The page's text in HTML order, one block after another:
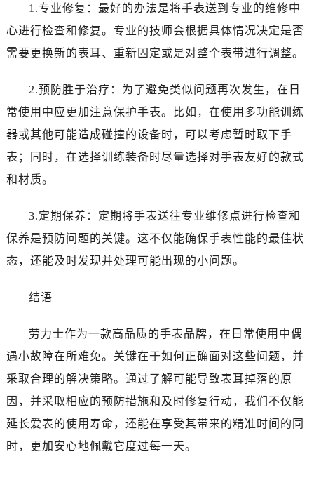
黑龙江省鸡西市鸡冠区红军路劳力士售后服务中心（需提前预约）
黑龙江省佳木斯市向阳区长安路劳力士售后服务中心（需提前预约）
黑龙江省牡丹江市东安区太平路劳力士售后服务中心（需提前预约）
黑龙江省齐齐哈尔市龙沙区龙华路劳力士售后服务中心（需提前预约）
黑龙江省双鸭山市尖山区新兴大街劳力士售后服务中心（需提前预约）
吉林省白城市洮北区明仁南街劳力士售后服务中心（需提前预约）
吉林省辽源市龙山区人民大街劳力士售后服务中心（需提前预约）
吉林省梅河口市新华街道梅河大街劳力士售后服务中心（需提前预约）
辽宁省鞍山市铁东区站前街劳力士售后服务中心（需提前预约）
辽宁省本溪市平山区胜利路劳力士售后服务中心（需提前预约）
辽宁省朝阳市双塔区新华路劳力士售后服务中心（需提前预约）
辽宁省丹东市振兴区七经街劳力士售后服务中心（需提前预约）
辽宁省抚顺市新抚区东一路劳力士售后服务中心（需提前预约）
1.专业修复：最好的办法是将手表送到专业的维修中
心进行检查和修复。专业的技师会根据具体情况决定是否
需要更换新的表耳、重新固定或是对整个表带进行调整。
2.预防胜于治疗：为了避免类似问题再次发生，在日
常使用中应更加注意保护手表。比如，在使用多功能训练
器或其他可能造成碰撞的设备时，可以考虑暂时取下手
表；同时，在选择训练装备时尽量选择对手表友好的款式
和材质。
3.定期保养：定期将手表送往专业维修点进行检查和
保养是预防问题的关键。这不仅能确保手表性能的最佳状
态，还能及时发现并处理可能出现的小问题。
结语
劳力士作为一款高品质的手表品牌，在日常使用中偶
遇小故障在所难免。关键在于如何正确面对这些问题，并
采取合理的解决策略。通过了解可能导致表耳掉落的原
因，并采取相应的预防措施和及时修复行动，我们不仅能
延长爱表的使用寿命，还能在享受其带来的精准时间的同
时，更加安心地佩戴它度过每一天。